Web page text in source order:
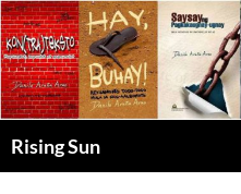
Skip
to
content
Rising Sun